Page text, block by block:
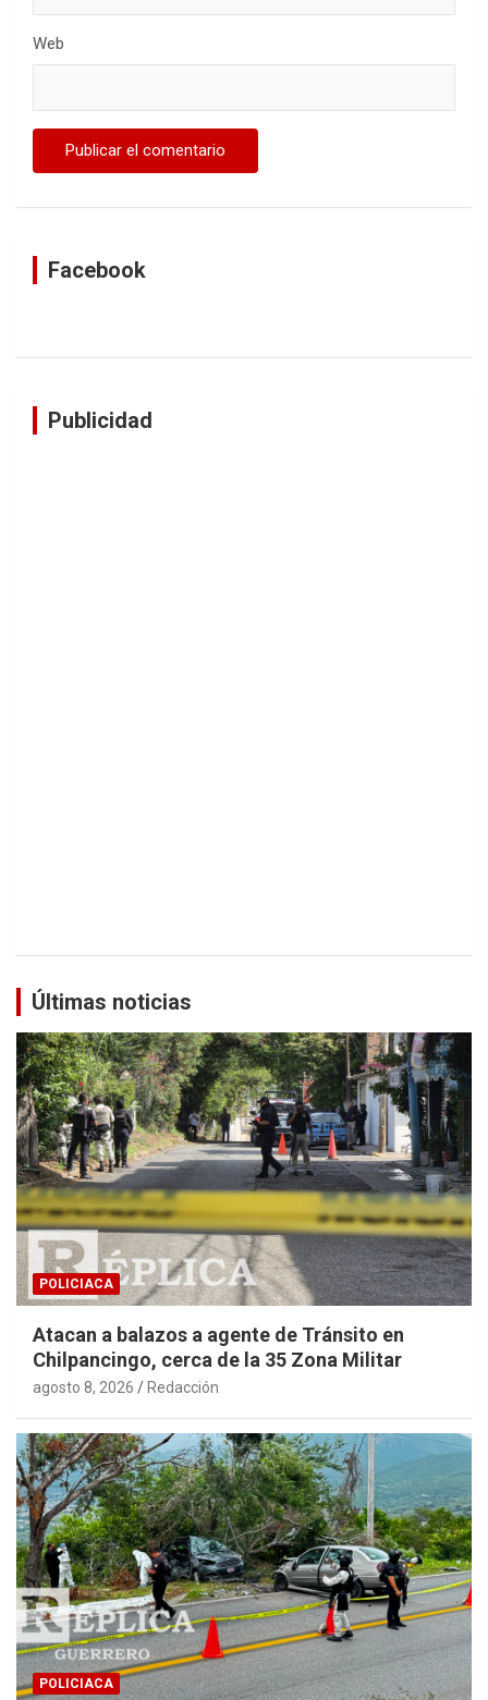
Web
Facebook
Publicidad
Últimas noticias
POLICIACA
Atacan a balazos a agente de Tránsito en
Chilpancingo, cerca de la 35 Zona Militar
agosto 8, 2026 Redacción
POLICIACA